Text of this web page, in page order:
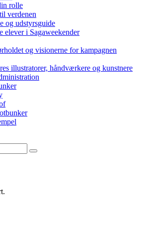
rolle
verdenen
og udstyrsguide
elever i Sagaweekender
og visionerne for kampagnen
illustratorer, håndværkere og kunstnere